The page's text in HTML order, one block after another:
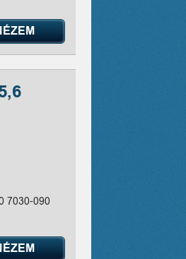
7030-090